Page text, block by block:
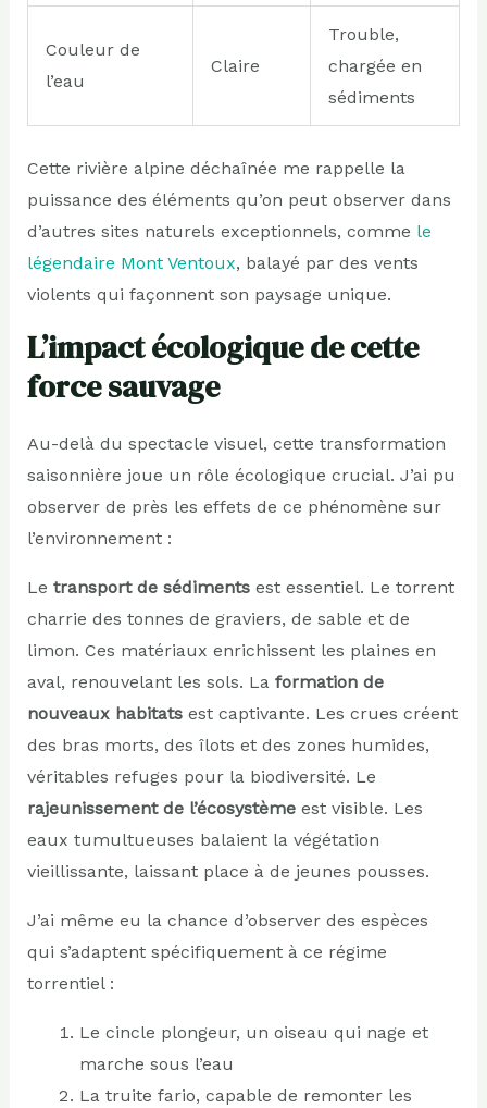
Couleur de
l’eau
Claire
Trouble,
chargée en
sédiments
Cette rivière alpine déchaînée me rappelle la
puissance des éléments qu’on peut observer dans
d’autres sites naturels exceptionnels, comme le
légendaire Mont Ventoux, balayé par des vents
violents qui façonnent son paysage unique.
L’impact écologique de cette
force sauvage
Au-delà du spectacle visuel, cette transformation
saisonnière joue un rôle écologique crucial. J’ai pu
observer de près les effets de ce phénomène sur
l’environnement :
Le transport de sédimentsest essentiel. Le torrent
charrie des tonnes de graviers, de sable et de
limon. Ces matériaux enrichissent les plaines en
aval, renouvelant les sols. La formation de
nouveaux habitatsest captivante. Les crues créent
des bras morts, des îlots et des zones humides,
véritables refuges pour la biodiversité. Le
rajeunissement de l’écosystèmeest visible. Les
eaux tumultueuses balaient la végétation
vieillissante, laissant place à de jeunes pousses.
J’ai même eu la chance d’observer des espèces
qui s’adaptent spécifiquement à ce régime
torrentiel :
Le cincle plongeur, un oiseau qui nage et
marche sous l’eau
La truite fario, capable de remonter les